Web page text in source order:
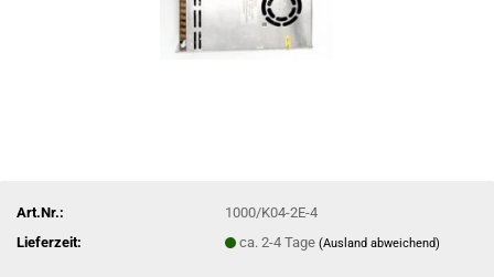
Art.Nr.:
1000/K04-2E-4
Lieferzeit:
ca. 2-4 Tage(Ausland abweichend)